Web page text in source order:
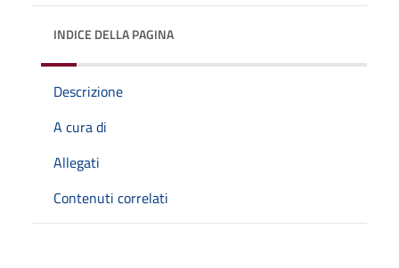
INDICE DELLA PAGINA
Descrizione
A cura di
Allegati
Contenuti correlati